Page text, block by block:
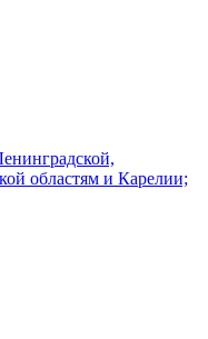
областям и Карелии;